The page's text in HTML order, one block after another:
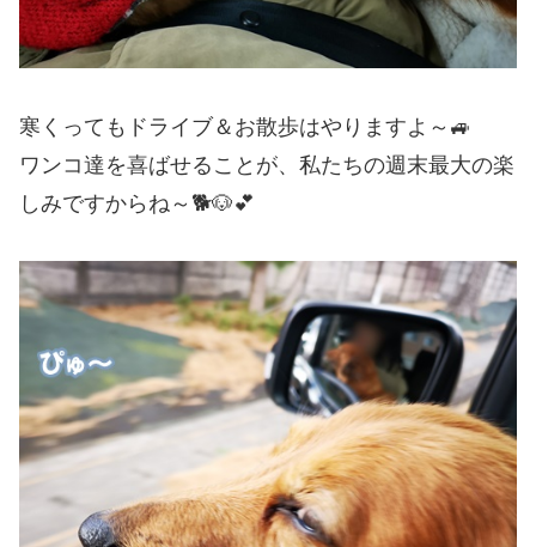
寒くってもドライブ＆お散歩はやりますよ～🚙
ワンコ達を喜ばせることが、私たちの週末最大の楽
しみですからね～🐕🐶💕